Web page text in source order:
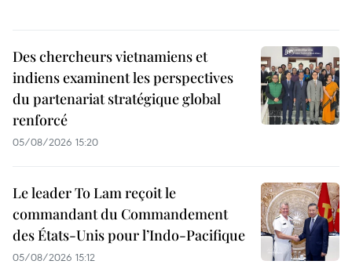
Des chercheurs vietnamiens et
indiens examinent les perspectives
du partenariat stratégique global
renforcé
05/08/2026 15:20
Le leader To Lam reçoit le
commandant du Commandement
des États-Unis pour l’Indo-Pacifique
05/08/2026 15:12